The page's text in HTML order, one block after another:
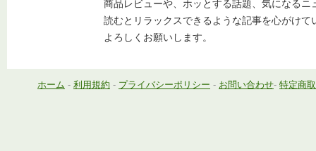
商品レビューや、ホッとする話題、気になるニ
読むとリラックスできるような記事を心がけて
よろしくお願いします。
ホーム - 利用規約 - プライバシーポリシー - お問い合わせ- 特定商